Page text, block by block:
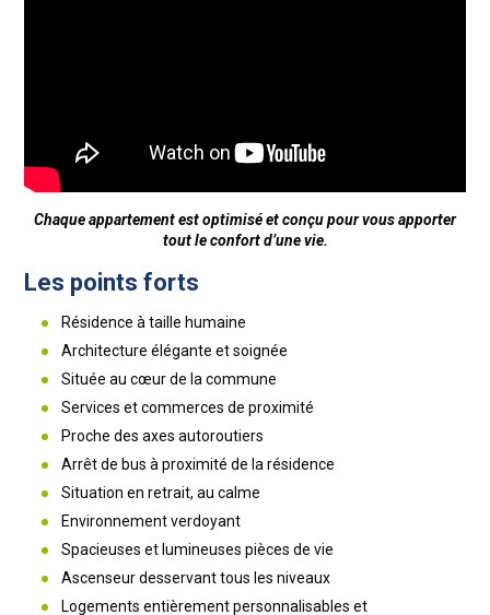
Chaque appartement est optimisé et conçu pour vous apporter
tout le confort d’une vie.
Les points forts
Résidence à taille humaine
Architecture élégante et soignée
Située au cœur de la commune
Services et commerces de proximité
Proche des axes autoroutiers
Arrêt de bus à proximité de la résidence
Situation en retrait, au calme
Environnement verdoyant
Spacieuses et lumineuses pièces de vie
Ascenseur desservant tous les niveaux
Logements entièrement personnalisables et